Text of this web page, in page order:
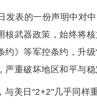
发表的一份声明中对
核武器政策，始终将
》等军控条约，升
重破坏地区和平与稳
与美日“2+2”几乎同